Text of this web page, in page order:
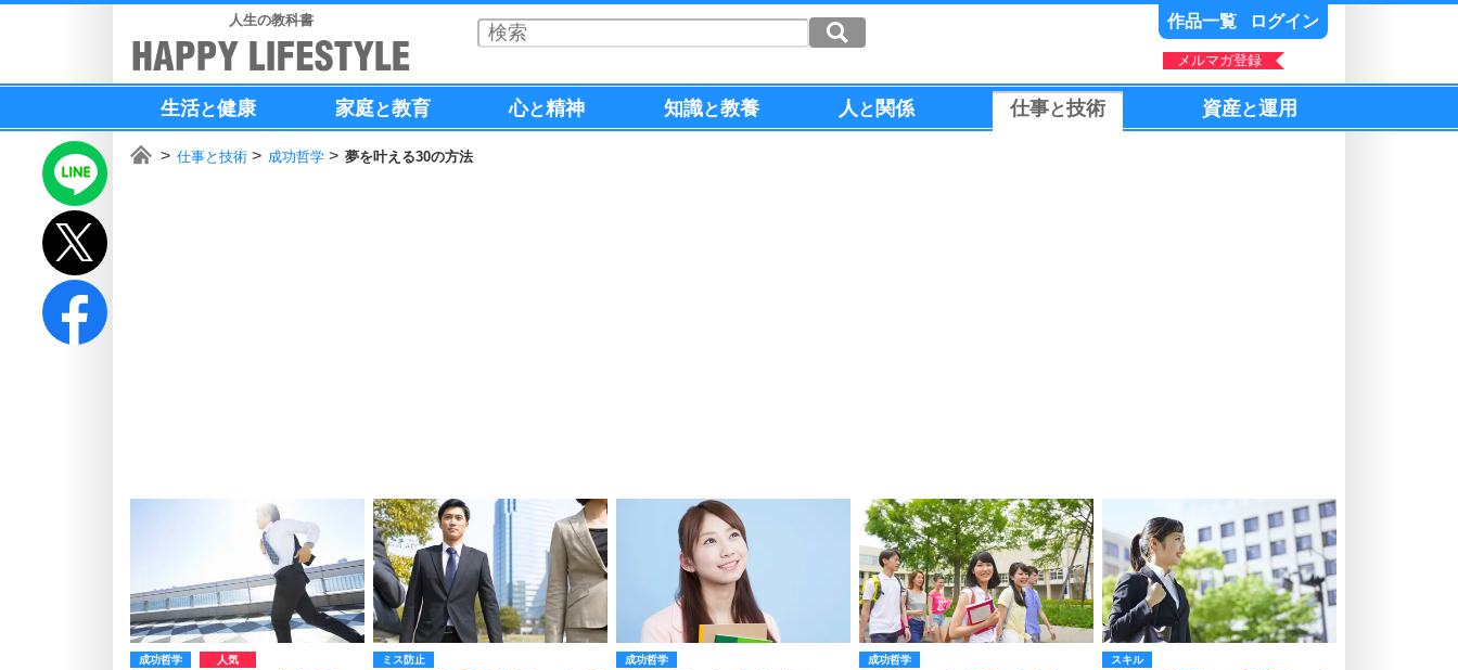
人生の教科書 作品一覧 ログイン
メルマガ登録
生活と健康 家庭と教育 心と精神 知識と教養 人と 関係 仕事と技術 資産と運用
仕事と技術 成功哲学 夢を叶える30の方法
成功哲学 ミス防止 成功哲学 成功哲学 スキル